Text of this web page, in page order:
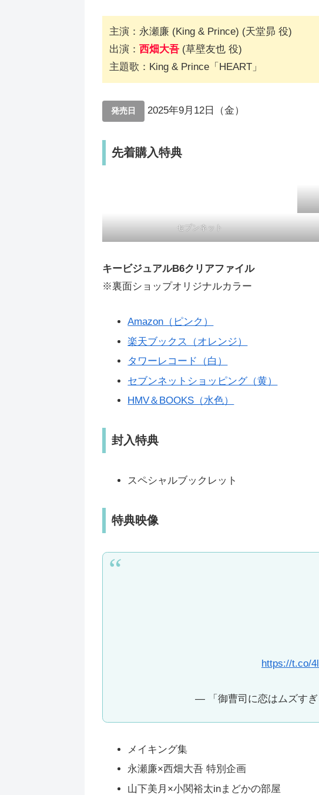
主演：永瀬廉 (King & Prince) (天堂昴 役)
出演： 西畑大吾 (草壁友也 役)
主題歌：King & Prince「HEART」
発売日 2025年9月12日（金）
先着購入特典
セブンネット
キービジュアルB6クリアファイル
※裏面ショップオリジナルカラー
Amazon（ピンク）
楽天ブックス（オレンジ）
タワーレコード（白）
セブンネットショッピング（黄）
HMV＆BOOKS（水色）
封入特典
スペシャルブックレット
特典映像
https://t.co/
— 「御曹司に恋はムズす
メイキング集
永瀬廉×西畑大吾 特別企画
山下美月×小関裕太inまどかの部屋